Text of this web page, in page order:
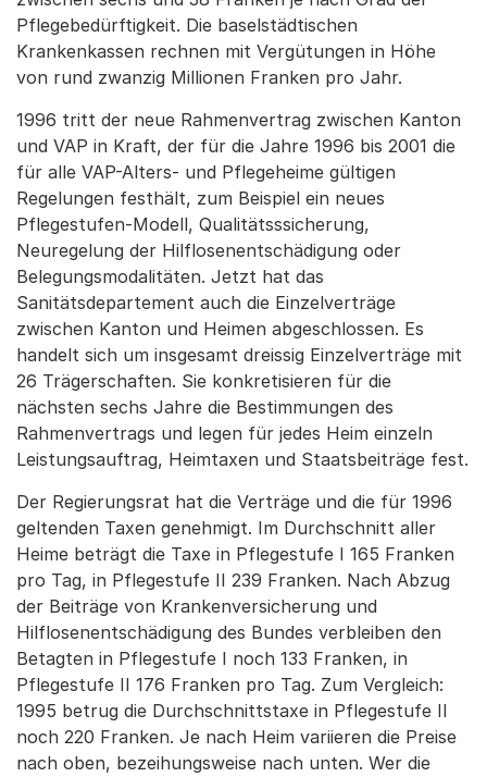
Pflegebedürftigkeit. Die baselstädtischen
Krankenkassen rechnen mit Vergütungen in Höhe
von rund zwanzig Millionen Franken pro Jahr.
1996 tritt der neue Rahmenvertrag zwischen Kanton
und VAP in Kraft, der für die Jahre 1996 bis 2001 die
für alle VAP-Alters- und Pflegeheime gültigen
Regelungen festhält, zum Beispiel ein neues
Pflegestufen-Modell, Qualitätsssicherung,
Neuregelung der Hilflosenentschädigung oder
Belegungsmodalitäten. Jetzt hat das
Sanitätsdepartement auch die Einzelverträge
zwischen Kanton und Heimen abgeschlossen. Es
handelt sich um insgesamt dreissig Einzelverträge mit
26 Trägerschaften. Sie konkretisieren für die
nächsten sechs Jahre die Bestimmungen des
Rahmenvertrags und legen für jedes Heim einzeln
Leistungsauftrag, Heimtaxen und Staatsbeiträge fest.
Der Regierungsrat hat die Verträge und die für 1996
geltenden Taxen genehmigt. Im Durchschnitt aller
Heime beträgt die Taxe in Pflegestufe I 165 Franken
pro Tag, in Pflegestufe II 239 Franken. Nach Abzug
der Beiträge von Krankenversicherung und
Hilflosenentschädigung des Bundes verbleiben den
Betagten in Pflegestufe I noch 133 Franken, in
Pflegestufe II 176 Franken pro Tag. Zum Vergleich:
1995 betrug die Durchschnittstaxe in Pflegestufe II
noch 220 Franken. Je nach Heim variieren die Preise
nach oben, bezeihungsweise nach unten. Wer die